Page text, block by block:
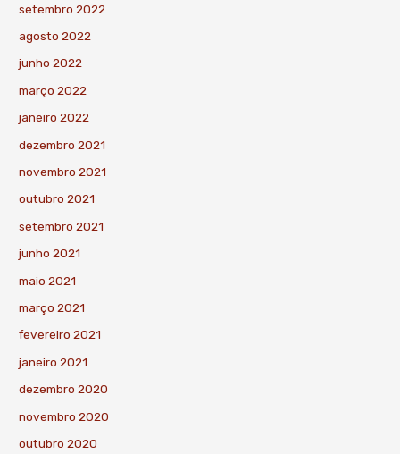
setembro 2022
agosto 2022
junho 2022
março 2022
janeiro 2022
dezembro 2021
novembro 2021
outubro 2021
setembro 2021
junho 2021
maio 2021
março 2021
fevereiro 2021
janeiro 2021
dezembro 2020
novembro 2020
outubro 2020